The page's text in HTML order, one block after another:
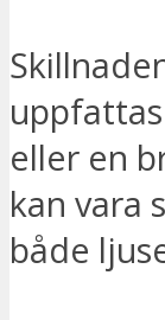
eller en
kan vara
både